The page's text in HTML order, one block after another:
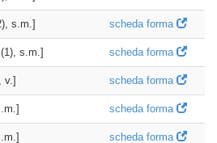
s.m.] scheda forma
s.m.] scheda forma
v.] scheda forma
scheda forma
scheda forma